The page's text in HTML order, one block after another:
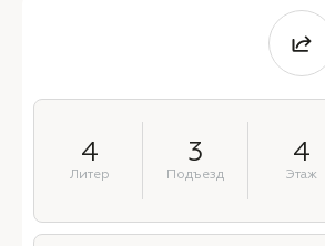
4
Литер
3
Подъезд
4
Этаж